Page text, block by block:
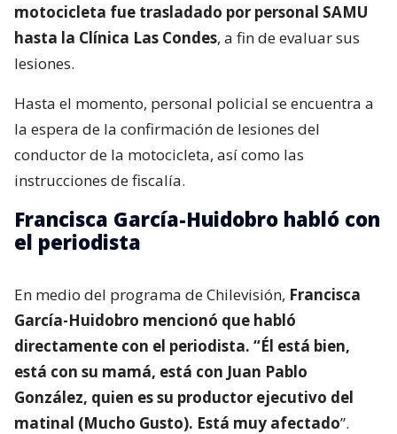
motocicleta fue trasladado por personal SAMU
hasta la Clínica Las Condes, a fin de evaluar sus
lesiones.
Hasta el momento, personal policial se encuentra a
la espera de la confirmación de lesiones del
conductor de la motocicleta, así como las
instrucciones de fiscalía.
Francisca García-Huidobro habló con
el periodista
En medio del programa de Chilevisión, Francisca
García-Huidobro mencionó que habló
directamente con el periodista. “Él está bien,
está con su mamá, está con Juan Pablo
González, quien es su productor ejecutivo del
matinal (Mucho Gusto). Está muy afectado”.